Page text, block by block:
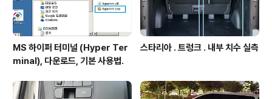
MS 하이퍼 터미널 (Hyper Ter
minal), 다운로드, 기본 사용법.
스타리아 . 트렁크 . 내부 치수 실측